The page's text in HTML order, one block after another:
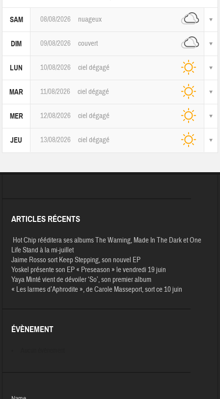
SAM 08/08/2026 nuageux
DIM 09/08/2026 couvert
LUN 10/08/2026 ciel dégagé
MAR 11/08/2026 ciel dégagé
MER 12/08/2026 ciel dégagé
JEU 13/08/2026 ciel dégagé
ARTICLES RÉCENTS
Hot Chip rééditera ses albums The Warning, Made In The Dark et One
Life Stand à la mi-juillet
Jaime Rosso sort Keep Stepping, son nouvel EP
Yoskel présente son EP « Preseason » le vendredi 19 juin
Yaya Minté vient de dévoiler ‘So’, son premier album
« Les larmes d’Aphrodite », de Carole Masseport, sort ce 10 juin
ÉVÈNEMENT